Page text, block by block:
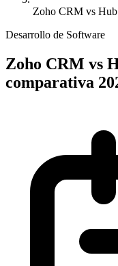
Zoho CRM vs
Desarrollo de Software
Zoho CRM vs
comparativa